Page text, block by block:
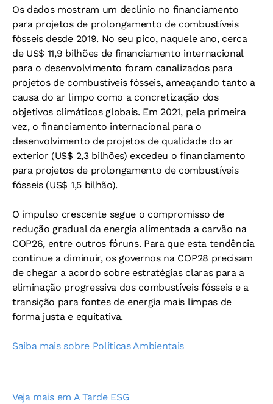
Os dados mostram um declínio no financiamento
para projetos de prolongamento de combustíveis
fósseis desde 2019. No seu pico, naquele ano, cerca
de US$ 11,9 bilhões de financiamento internacional
para o desenvolvimento foram canalizados para
projetos de combustíveis fósseis, ameaçando tanto a
causa do ar limpo como a concretização dos
objetivos climáticos globais. Em 2021, pela primeira
vez, o financiamento internacional para o
desenvolvimento de projetos de qualidade do ar
exterior (US$ 2,3 bilhões) excedeu o financiamento
para projetos de prolongamento de combustíveis
fósseis (US$ 1,5 bilhão).
O impulso crescente segue o compromisso de
redução gradual da energia alimentada a carvão na
COP26, entre outros fóruns. Para que esta tendência
continue a diminuir, os governos na COP28 precisam
de chegar a acordo sobre estratégias claras para a
eliminação progressiva dos combustíveis fósseis e a
transição para fontes de energia mais limpas de
forma justa e equitativa.
Saiba mais sobre Políticas Ambientais
Veja mais em A Tarde ESG